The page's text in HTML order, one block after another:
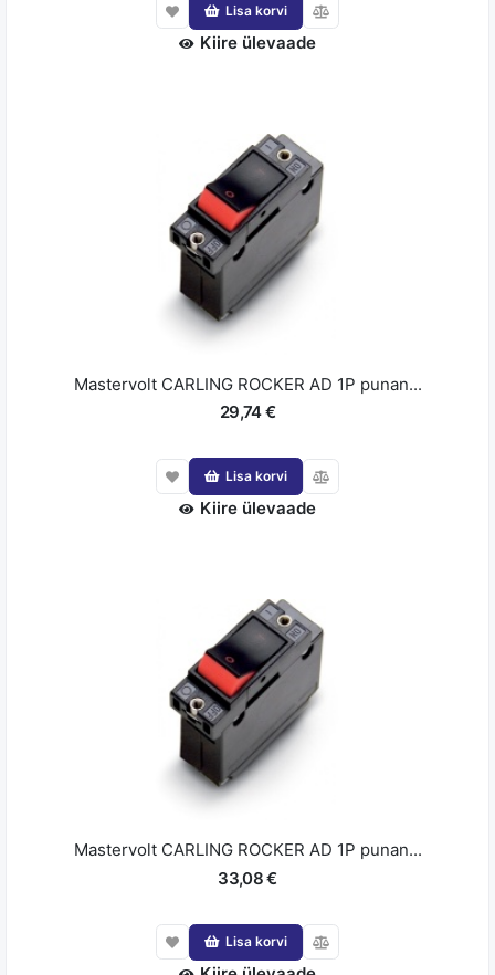
Lisa korvi
Kiire ülevaade
Mastervolt CARLING ROCKER AD 1P punan...
29,74 €
Lisa korvi
Kiire ülevaade
Mastervolt CARLING ROCKER AD 1P punan...
33,08 €
Lisa korvi